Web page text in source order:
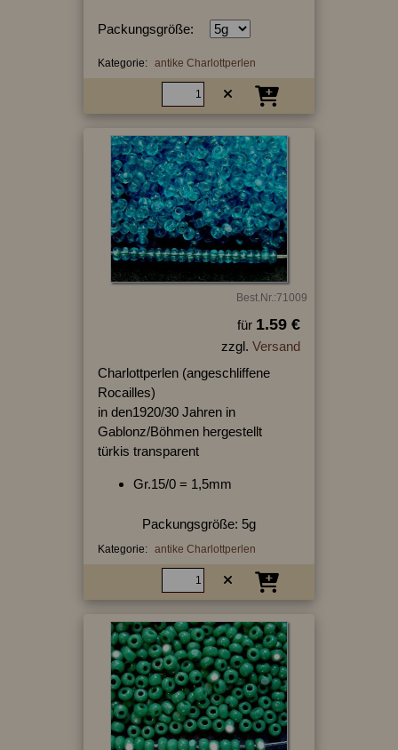
Packungsgröße:
Kategorie: antike Charlottperlen
Best.Nr.:71009
für 1.59 €
zzgl. Versand
Charlottperlen (angeschliffene
Rocailles)
in den1920/30 Jahren in
Gablonz/Böhmen hergestellt
türkis transparent
Gr.15/0 = 1,5mm
Packungsgröße: 5g
Kategorie: antike Charlottperlen